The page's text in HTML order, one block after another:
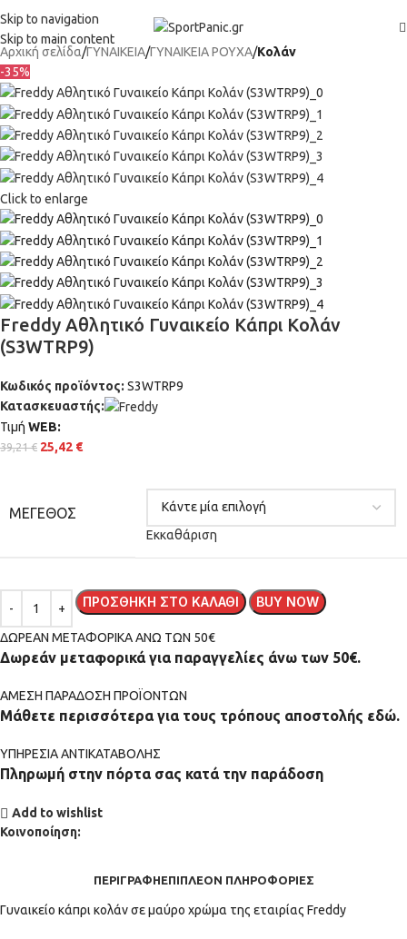
Skip to navigation
Skip to main content
Αρχική σελίδα ΓΥΝΑΙΚΕΙΑ ΓΥΝΑΙΚΕΙΑ ΡΟΥΧΑ Kολάν
-35%
Click to enlarge
Freddy Αθλητικό Γυναικείο Κάπρι Κολάν
(S3WTRP9)
Κωδικός προϊόντος: S3WTRP9
Κατασκευαστής:
Τιμή WΕΒ:
39,21€ 25,42 €
ΜΈΓΕΘΟΣ
Εκκαθάριση
ΠΡΟΣΘΉΚΗ ΣΤΟ ΚΑΛΆΘΙ BUY NOW
ΔΩΡΕΑΝ ΜΕΤΑΦΟΡΙΚΑ ΑΝΩ ΤΩΝ 50€
Δωρεάν μεταφορικά για παραγγελίες άνω των 50€.
ΑMEΣΗ ΠΑΡΑΔΟΣΗ ΠΡΟΪΟΝΤΩΝ
Μάθετε περισσότερα για τους τρόπους αποστολής εδώ.
ΥΠΗΡΕΣΙΑ ΑΝΤΙΚΑΤΑΒΟΛΗΣ
Πληρωμή στην πόρτα σας κατά την παράδοση
Add to wishlist
Κοινοποίηση:
ΠΕΡΙΓΡΑΦΉΕΠΙΠΛΈΟΝ ΠΛΗΡΟΦΟΡΊΕΣ
Γυναικείο κάπρι κολάν σε μαύρο χρώμα της εταιρίας Freddy